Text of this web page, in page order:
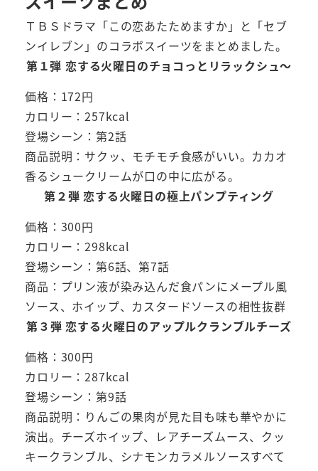
ＴＢＳドラマ「この恋あたためますか」と「セブ
ンイレブン」のコラボスイーツをまとめました。
第１弾 恋する火曜日のチョコっとリラックシュ～
価格：172円
カロリー：257kcal
登場シーン：第2話
商品説明：サクッ、モチモチ食感がいい。カカオ
香るシュークリームが口の中に広がる。
第２弾 恋する火曜日の極上パンプティング
価格：300円
カロリー：298kcal
登場シーン：第6話、第7話
商品：プリン液が染み込んだ食パンにメープル風
ソース、ホイップ、カスタードソースの相性抜群
第３弾 恋する火曜日のアップルクランブルチーズ
価格：300円
カロリー：287kcal
登場シーン：第9話
商品説明：りんごの果肉が見た目も味も華やかに
演出。チーズホイップ、レアチーズムース、クッ
キークランブル、シナモンカラメルソースすべて